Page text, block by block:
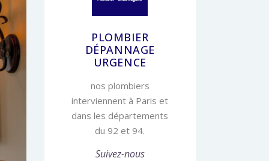
PLOMBIER
DÉPANNAGE
URGENCE
nos plombiers
interviennent à Paris et
dans les départements
du 92 et 94.
Suivez-nous